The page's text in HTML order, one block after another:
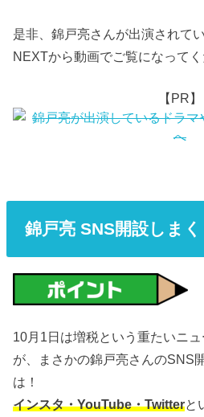
是非、錦戸亮さんが出演されて
NEXTから動画でご覧になってく
【PR】
錦戸亮 SNS開設しま
10月1日は増税という重たいニ
が、まさかの錦戸亮さんのSNS
は！
インスタ・YouTube・Twitterと